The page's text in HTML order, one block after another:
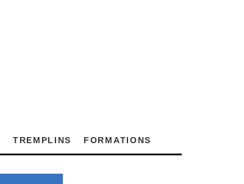
TREMPLINS FORMATIONS